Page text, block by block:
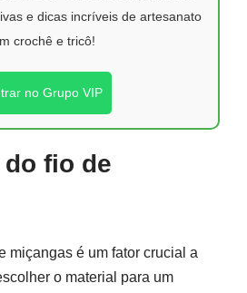
e dicas incríveis de artesanato
crochê e tricô!
no Grupo VIP
fio de
miçangas é um fator crucial a
o material para um